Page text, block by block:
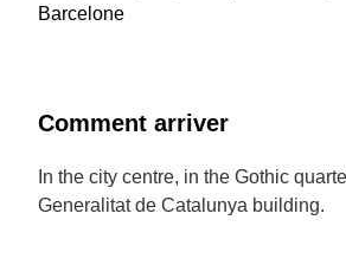
Barcelone
Comment arriver
In the city centre, in the Gothic
Generalitat de Catalunya building.